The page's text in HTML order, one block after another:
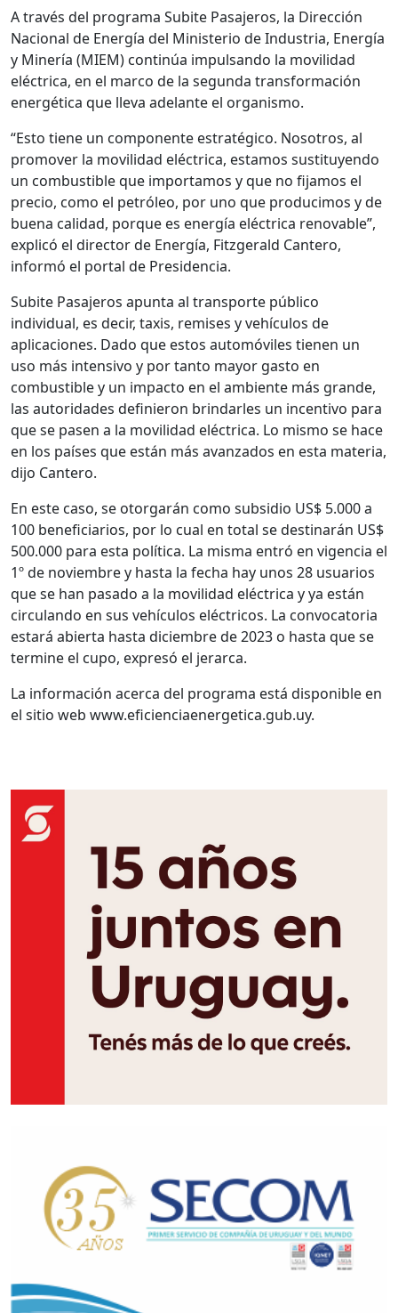
A través del programa Subite Pasajeros, la Dirección
Nacional de Energía del Ministerio de Industria, Energía
y Minería (MIEM) continúa impulsando la movilidad
eléctrica, en el marco de la segunda transformación
energética que lleva adelante el organismo.
“Esto tiene un componente estratégico. Nosotros, al
promover la movilidad eléctrica, estamos sustituyendo
un combustible que importamos y que no fijamos el
precio, como el petróleo, por uno que producimos y de
buena calidad, porque es energía eléctrica renovable”,
explicó el director de Energía, Fitzgerald Cantero,
informó el portal de Presidencia.
Subite Pasajeros apunta al transporte público
individual, es decir, taxis, remises y vehículos de
aplicaciones. Dado que estos automóviles tienen un
uso más intensivo y por tanto mayor gasto en
combustible y un impacto en el ambiente más grande,
las autoridades definieron brindarles un incentivo para
que se pasen a la movilidad eléctrica. Lo mismo se hace
en los países que están más avanzados en esta materia,
dijo Cantero.
En este caso, se otorgarán como subsidio US$ 5.000 a
100 beneficiarios, por lo cual en total se destinarán US$
500.000 para esta política. La misma entró en vigencia el
1º de noviembre y hasta la fecha hay unos 28 usuarios
que se han pasado a la movilidad eléctrica y ya están
circulando en sus vehículos eléctricos. La convocatoria
estará abierta hasta diciembre de 2023 o hasta que se
termine el cupo, expresó el jerarca.
La información acerca del programa está disponible en
el sitio web www.eficienciaenergetica.gub.uy.